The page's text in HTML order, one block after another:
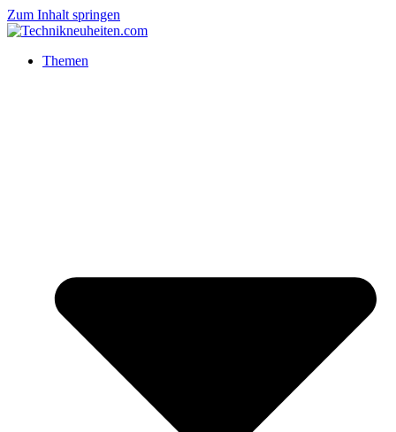
Zum Inhalt springen
Themen